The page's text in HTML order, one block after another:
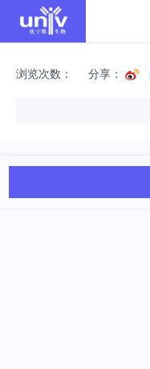
浏览次数： 分享：